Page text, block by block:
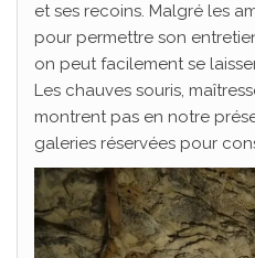
et ses recoins. Malgré les
pour permettre son
on peut facilement se
Les chauves souris,
montrent pas en notre
galeries réservées pour